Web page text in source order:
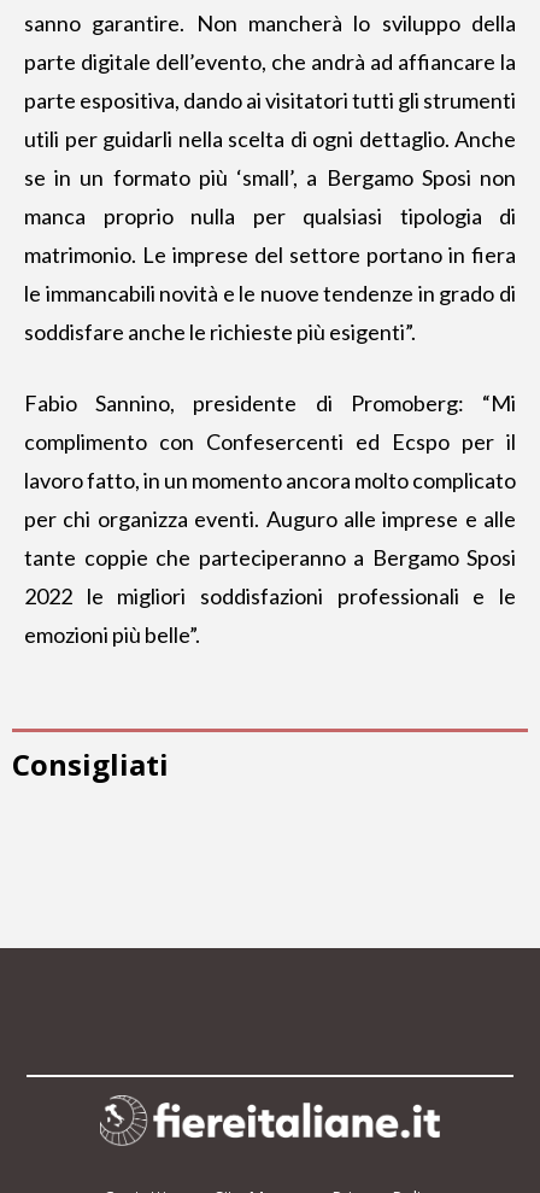
sanno garantire. Non mancherà lo sviluppo della
parte digitale dell’evento, che andrà ad affiancare la
parte espositiva, dando ai visitatori tutti gli strumenti
utili per guidarli nella scelta di ogni dettaglio. Anche
se in un formato più ‘small’, a Bergamo Sposi non
manca proprio nulla per qualsiasi tipologia di
matrimonio. Le imprese del settore portano in fiera
le immancabili novità e le nuove tendenze in grado di
soddisfare anche le richieste più esigenti”.
Fabio Sannino, presidente di Promoberg: “Mi
complimento con Confesercenti ed Ecspo per il
lavoro fatto, in un momento ancora molto complicato
per chi organizza eventi. Auguro alle imprese e alle
tante coppie che parteciperanno a Bergamo Sposi
2022 le migliori soddisfazioni professionali e le
emozioni più belle”.
Consigliati